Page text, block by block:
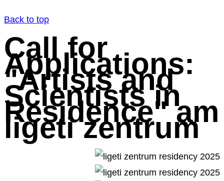
Back to top
Call for
Applications:
"Artists and
Scientists in
Residence" am
ligeti zentrum